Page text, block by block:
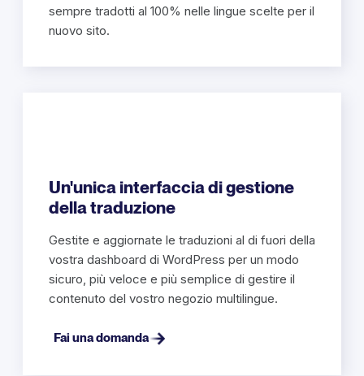
sempre tradotti al 100% nelle lingue scelte per il
nuovo sito.
Un'unica interfaccia di gestione
della traduzione
Gestite e aggiornate le traduzioni al di fuori della
vostra dashboard di WordPress per un modo
sicuro, più veloce e più semplice di gestire il
contenuto del vostro negozio multilingue.
Fai una domanda